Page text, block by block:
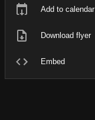
Add to calendar
Download flyer
Embed